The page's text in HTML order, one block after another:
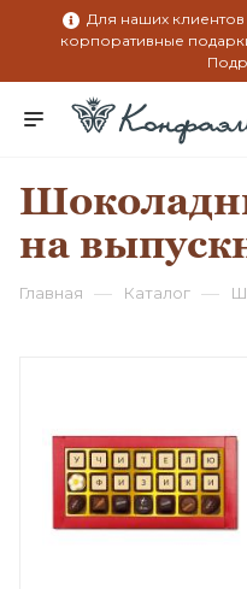
Для наших клиентов
корпоративные
на
Главная — Каталог —